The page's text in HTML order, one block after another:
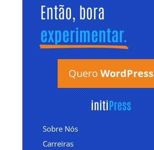
Então, bora
experimentar.
Quero WordPress
initiPress
Sobre Nós
Carreiras